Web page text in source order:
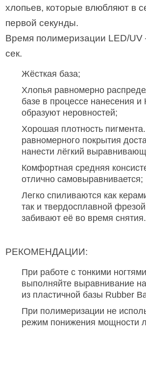
хлопьев, которые влюбляют в
первой секунды.
Время полимеризации LED/UV
сек.
Жёсткая база;
Хлопья равномерно
базе в процессе нанесения и
образуют неровностей;
Хорошая плотность
равномерного покрытия
нанести лёгкий
Комфортная средняя
отлично самовыравнивается;
Легко спиливаются как
так и твердосплавной
забивают её во время снятия.
РЕКОМЕНДАЦИИ:
При работе с тонкими ногтями
выполняйте выравнивание
из пластичной базы Rubber
При полимеризации не
режим понижения мощности